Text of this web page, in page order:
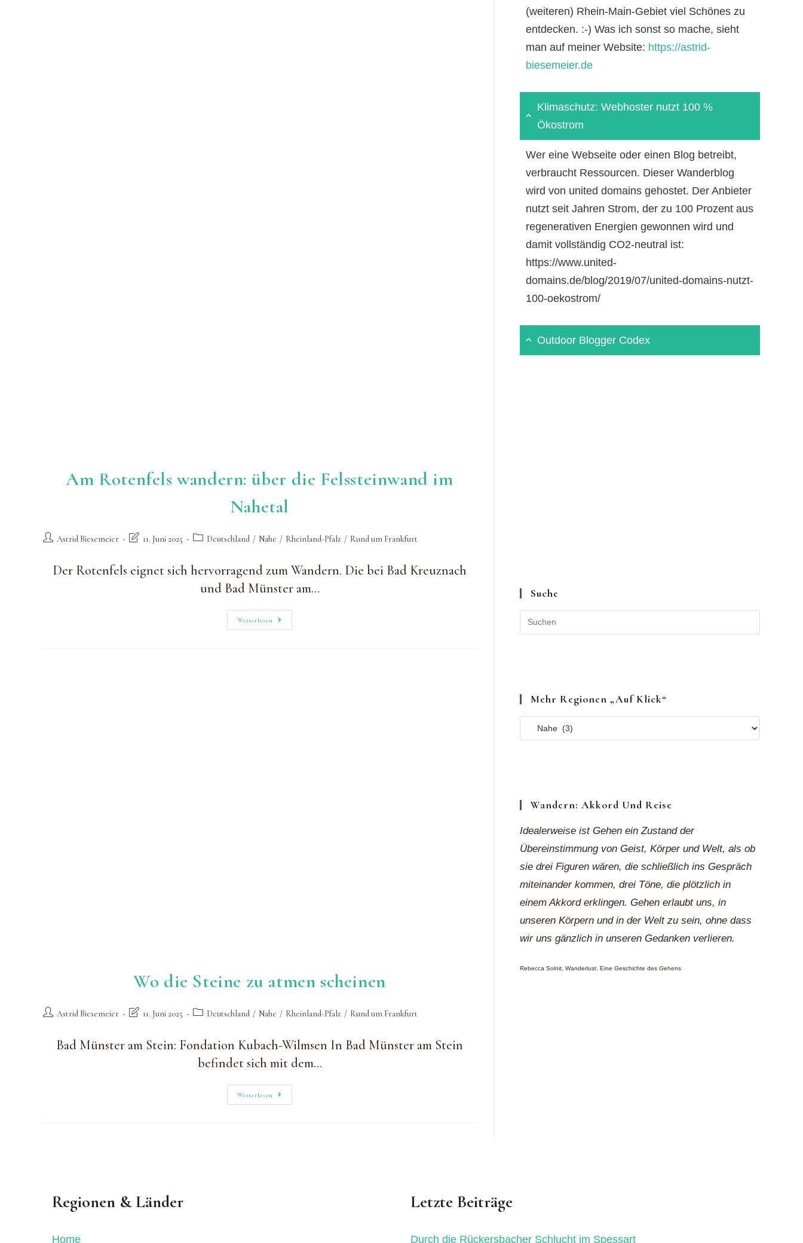
Am Rotenfels wandern: über die Felssteinwand im
Nahetal
Beitrags-Astrid Biesemeier
Beitrag
am:
11. Juni 2025
Beitrags-Deutschland / Nahe / Rheinland-Pfalz / Rund um Frankfurt
Der Rotenfels eignet sich hervorragend zum Wandern. Die bei Bad Kreuznach
und Bad Münster am…
Weiterlesen
Am
Rotenfels
Wo die Steine zu atmen scheinen
Beitrags-Astrid Biesemeier
Beitrag
am:
11. Juni 2025
Beitrags-Deutschland / Nahe / Rheinland-Pfalz / Rund um Frankfurt
Bad Münster am Stein: Fondation Kubach-Wilmsen In Bad Münster am Stein
befindet sich mit dem…
Weiterlesen
Wo
Die
(weiteren) Rhein-Main-Gebiet viel Schönes zu
entdecken. :-) Was ich sonst so mache, sieht
man auf meiner Website: https://astrid-
biesemeier.de
Klimaschutz: Webhoster nutzt 100 %
Ökostrom
Wer eine Webseite oder einen Blog betreibt,
verbraucht Ressourcen. Dieser Wanderblog
wird von united domains gehostet. Der Anbieter
nutzt seit Jahren Strom, der zu 100 Prozent aus
regenerativen Energien gewonnen wird und
damit vollständig CO2-neutral ist:
https://www.united-
domains.de/blog/2019/07/united-domains-nutzt-
100-oekostrom/
Outdoor Blogger Codex
Suche
Mehr Regionen „auf Klick“
Mehr
Regionen
Wandern: Akkord Und Reise
Idealerweise ist Gehen ein Zustand der
Übereinstimmung von Geist, Körper und Welt, als ob
sie drei Figuren wären, die schließlich ins Gespräch
miteinander kommen, drei Töne, die plötzlich in
einem Akkord erklingen. Gehen erlaubt uns, in
unseren Körpern und in der Welt zu sein, ohne dass
wir uns gänzlich in unseren Gedanken verlieren.
Rebecca Solnit, Wanderlust. Eine Geschichte des Gehens
Regionen & Länder
Home
Letzte Beiträge
Durch die Rückersbacher Schlucht im Spessart